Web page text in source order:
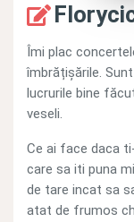
Îmi plac
îmbrățișările.
lucrurile bine
veseli.
Ce ai face daca
care sa iti puna
de tare incat sa
atat de frumos